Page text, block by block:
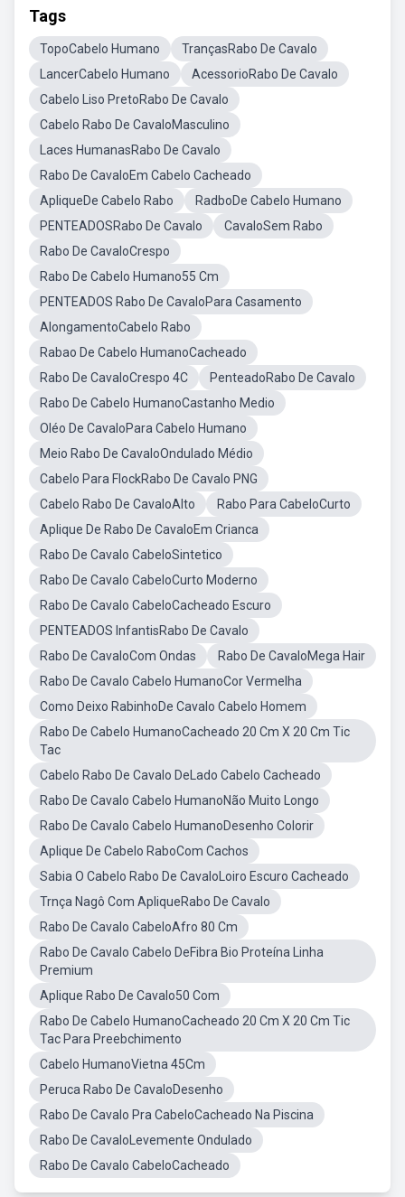
Tags
TopoCabelo Humano
TrançasRabo De Cavalo
LancerCabelo Humano
AcessorioRabo De Cavalo
Cabelo Liso PretoRabo De Cavalo
Cabelo Rabo De CavaloMasculino
Laces HumanasRabo De Cavalo
Rabo De CavaloEm Cabelo Cacheado
ApliqueDe Cabelo Rabo
RadboDe Cabelo Humano
PENTEADOSRabo De Cavalo
CavaloSem Rabo
Rabo De CavaloCrespo
Rabo De Cabelo Humano55 Cm
PENTEADOS Rabo De CavaloPara Casamento
AlongamentoCabelo Rabo
Rabao De Cabelo HumanoCacheado
Rabo De CavaloCrespo 4C
PenteadoRabo De Cavalo
Rabo De Cabelo HumanoCastanho Medio
Oléo De CavaloPara Cabelo Humano
Meio Rabo De CavaloOndulado Médio
Cabelo Para FlockRabo De Cavalo PNG
Cabelo Rabo De CavaloAlto
Rabo Para CabeloCurto
Aplique De Rabo De CavaloEm Crianca
Rabo De Cavalo CabeloSintetico
Rabo De Cavalo CabeloCurto Moderno
Rabo De Cavalo CabeloCacheado Escuro
PENTEADOS InfantisRabo De Cavalo
Rabo De CavaloCom Ondas
Rabo De CavaloMega Hair
Rabo De Cavalo Cabelo HumanoCor Vermelha
Como Deixo RabinhoDe Cavalo Cabelo Homem
Rabo De Cabelo HumanoCacheado 20 Cm X 20 Cm Tic
Tac
Cabelo Rabo De Cavalo DeLado Cabelo Cacheado
Rabo De Cavalo Cabelo HumanoNão Muito Longo
Rabo De Cavalo Cabelo HumanoDesenho Colorir
Aplique De Cabelo RaboCom Cachos
Sabia O Cabelo Rabo De CavaloLoiro Escuro Cacheado
Trnça Nagô Com ApliqueRabo De Cavalo
Rabo De Cavalo CabeloAfro 80 Cm
Rabo De Cavalo Cabelo DeFibra Bio Proteína Linha
Premium
Aplique Rabo De Cavalo50 Com
Rabo De Cabelo HumanoCacheado 20 Cm X 20 Cm Tic
Tac Para Preebchimento
Cabelo HumanoVietna 45Cm
Peruca Rabo De CavaloDesenho
Rabo De Cavalo Pra CabeloCacheado Na Piscina
Rabo De CavaloLevemente Ondulado
Rabo De Cavalo CabeloCacheado